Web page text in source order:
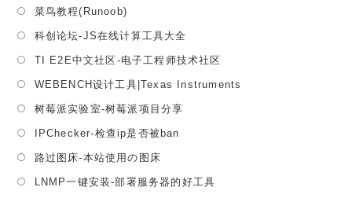
tab
tabnew
tab
菜鸟教程(Runoob)
a
new
tab
科创论坛-JS在线计算工具大全
a
new
TI E2E中文社区-电子工程师技术社区
WEBENCH设计工具|Texas Instruments
树莓派实验室-树莓派项目分享
tab
IPChecker-检查ip是否被ban
new
路过图床-本站使用の图床
a
LNMP一键安装-部署服务器的好工具